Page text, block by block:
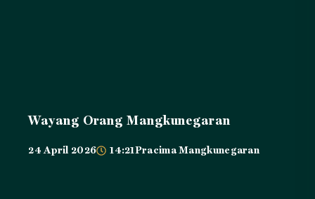
Wayang Orang Mangkunegaran
24 April 2026 14:21Pracima Mangkunegaran